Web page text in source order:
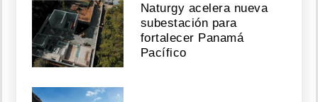
Naturgy acelera nueva
subestación para
fortalecer Panamá
Pacífico